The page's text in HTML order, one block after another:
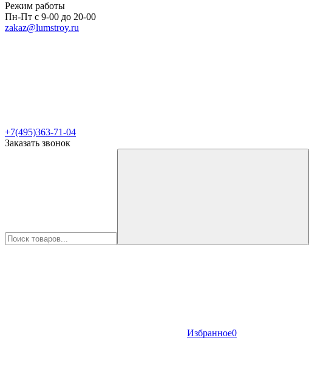
Режим работы
Пн-Пт с 9-00 до 20-00
zakaz@lumstroy.ru
+7(495)363-71-04
Заказать звонок
Избранное0